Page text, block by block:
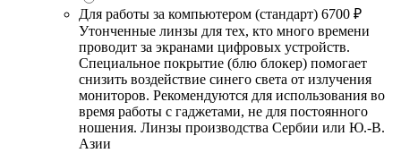
Для работы за компьютером (стандарт) 6700 ₽
Утонченные линзы для тех, кто много времени
проводит за экранами цифровых устройств.
Специальное покрытие (блю блокер) помогает
снизить воздействие синего света от излучения
мониторов. Рекомендуются для использования во
время работы с гаджетами, не для постоянного
ношения. Линзы производства Сербии или Ю.-В.
Азии